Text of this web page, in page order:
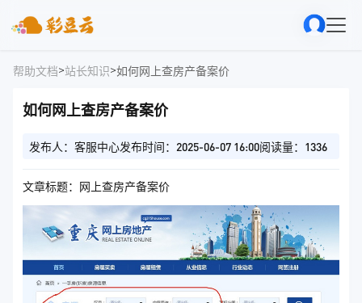
帮助文档>站长知识>如何网上查房产备案价
如何网上查房产备案价
发布人：客服中心发布时间：2025-06-07 16:00阅读量：1336
文章标题：网上查房产备案价